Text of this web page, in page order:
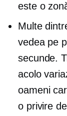
este o
Multe
vedea pe
secunde.
acolo
oameni
o privire